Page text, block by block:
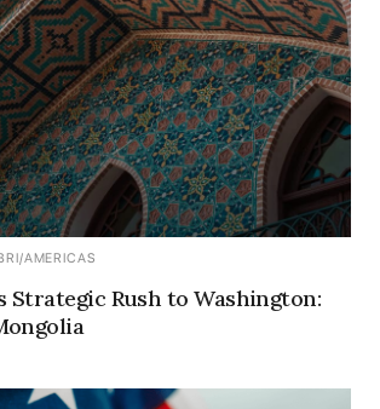
/AMERICAS
Strategic Rush to Washington: